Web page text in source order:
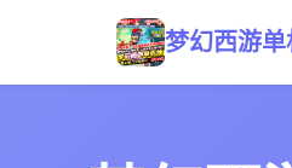
梦幻西游单